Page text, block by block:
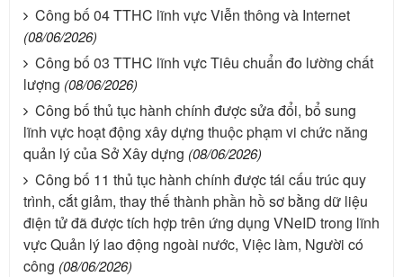
Công bố 04 TTHC lĩnh vực Viễn thông và Internet
(08/06/2026)
Công bố 03 TTHC lĩnh vực Tiêu chuẩn đo lường chất
lượng (08/06/2026)
Công bố thủ tục hành chính được sửa đổi, bổ sung
lĩnh vực hoạt động xây dựng thuộc phạm vi chức năng
quản lý của Sở Xây dựng (08/06/2026)
Công bố 11 thủ tục hành chính được tái cấu trúc quy
trình, cắt giảm, thay thế thành phần hồ sơ bằng dữ liệu
điện tử đã được tích hợp trên ứng dụng VNeID trong lĩnh
vực Quản lý lao động ngoài nước, Việc làm, Người có
công (08/06/2026)